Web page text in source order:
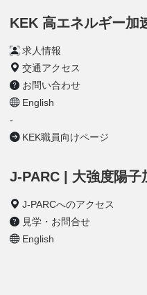
KEK 高エネルギー加
求人情報
交通アクセス
お問い合わせ
English
-
KEK職員向けページ
J-PARC | 大強度陽子
J-PARCへのアクセス
見学・お問合せ
English